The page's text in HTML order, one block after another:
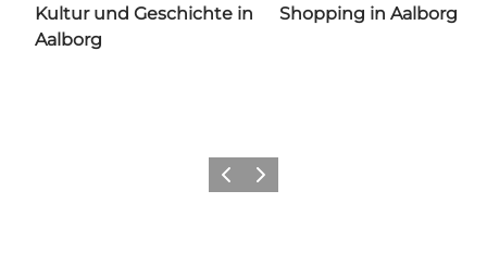
Kultur und Geschichte in
Aalborg
Shopping in Aalborg
ZurückWeiter